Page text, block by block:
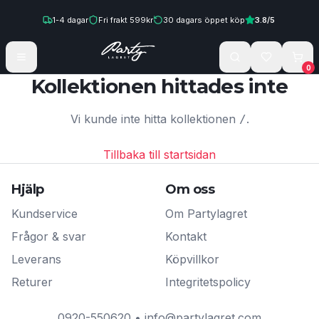
1-4 dagar Fri frakt 599kr 30 dagars öppet köp 3.8/5
0
Kollektionen hittades inte
Vi kunde inte hitta kollektionen /.
Tillbaka till startsidan
Hjälp
Kundservice
Frågor & svar
Leverans
Returer
Om oss
Om Partylagret
Kontakt
Köpvillkor
Integritetspolicy